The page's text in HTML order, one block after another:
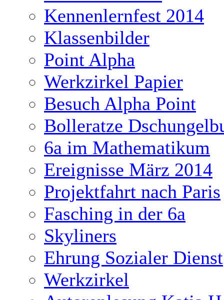
Kennenlernfest 2014
Klassenbilder
Point Alpha
Werkzirkel Papier
Besuch Alpha Point
Bolleratze
6a im Mathematikum
Ereignisse März 2014
Projektfahrt nach Paris
Fasching in der 6a
Skyliners
Ehrung Sozialer Dienst
Werkzirkel